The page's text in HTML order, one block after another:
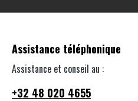
Assistance téléphonique
Assistance et conseil au :
+32 48 020 4655